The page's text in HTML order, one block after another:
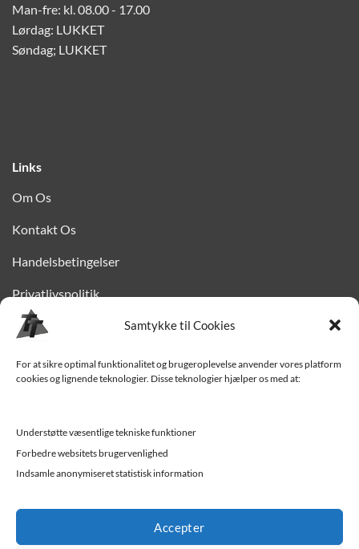
Samtykke til Cookies
For at sikre optimal funktionalitet og brugeroplevelse anvender vores platform
cookies og lignende teknologier. Disse teknologier hjælper os med at:
Understøtte væsentlige tekniske funktioner
Forbedre websitets brugervenlighed
Indsamle anonymiseret statistisk information
Accepter
Man-fre: kl. 08.00 - 17.00
Lørdag: LUKKET
Søndag; LUKKET
Links
Om Os
Kontakt Os
Handelsbetingelser
Privatlivspolitik
Finansiering
Levering til Sjælland
Værksted